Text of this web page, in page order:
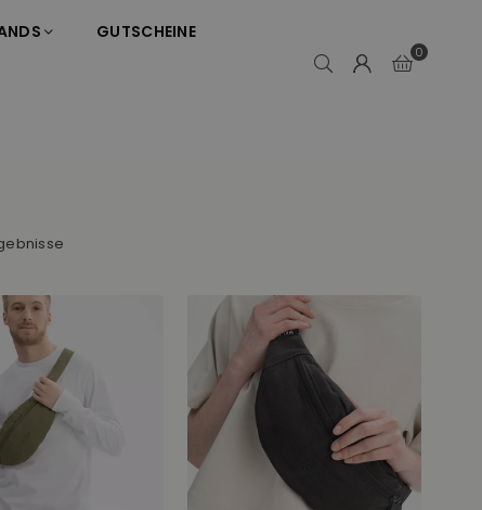
GUTSCHEINE
0